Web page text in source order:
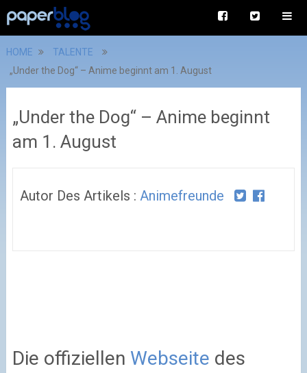
HOME
TALENTE
„Under the Dog“ – Anime beginnt am 1. August
„Under the Dog“ – Anime beginnt
am 1. August
Autor Des Artikels : Animefreunde
Die offiziellen Webseite des